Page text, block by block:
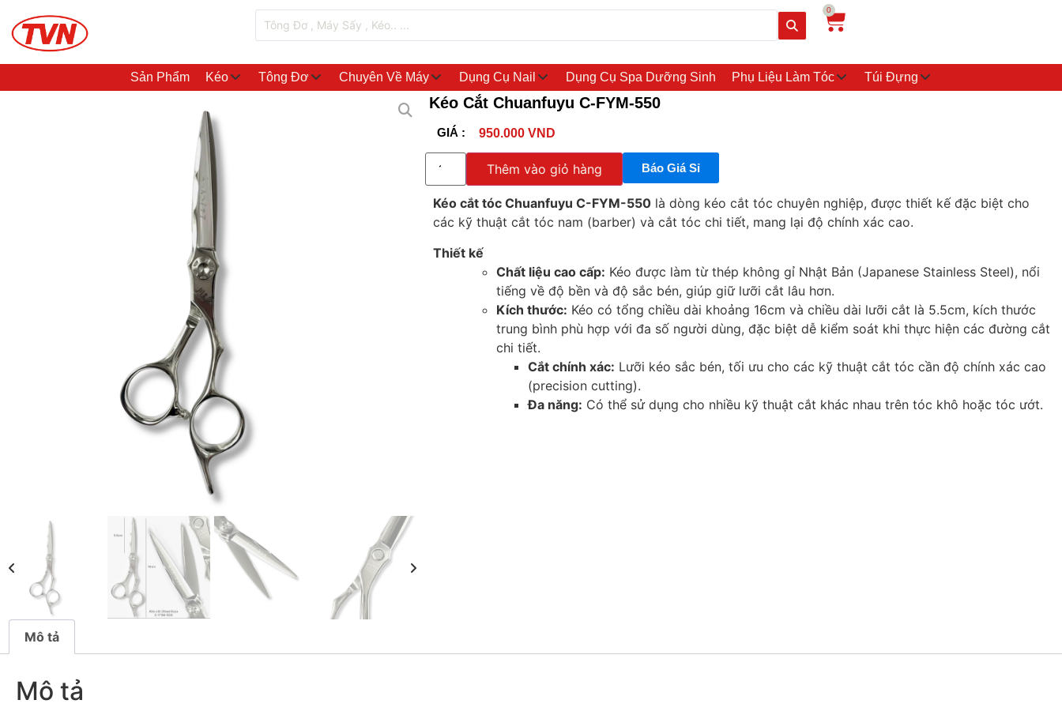
0
Sản Phẩm Kéo Tông Đơ Chuyên Về Máy Dụng Cụ Nail Dụng Cụ Spa Dưỡng Sinh Phụ Liệu Làm Tóc Túi Đựng
Kéo Cắt Chuanfuyu C-FYM-550
GIÁ : 950.000 VND
Thêm vào giỏ hàng Báo Giá Sỉ
Kéo cắt tóc Chuanfuyu C-FYM-550là dòng kéo cắt tóc chuyên nghiệp, được thiết kế đặc biệt cho
các kỹ thuật cắt tóc nam (barber) và cắt tóc chi tiết, mang lại độ chính xác cao.
Thiết kế
Chất liệu cao cấp: Kéo được làm từ thép không gỉ Nhật Bản (Japanese Stainless Steel), nổi
tiếng về độ bền và độ sắc bén, giúp giữ lưỡi cắt lâu hơn.
Kích thước: Kéo có tổng chiều dài khoảng 16cm và chiều dài lưỡi cắt là 5.5cm, kích thước
trung bình phù hợp với đa số người dùng, đặc biệt dễ kiểm soát khi thực hiện các đường cắt
chi tiết.
Cắt chính xác: Lưỡi kéo sắc bén, tối ưu cho các kỹ thuật cắt tóc cần độ chính xác cao
(precision cutting).
Đa năng: Có thể sử dụng cho nhiều kỹ thuật cắt khác nhau trên tóc khô hoặc tóc ướt.
Mô tả
Mô tả